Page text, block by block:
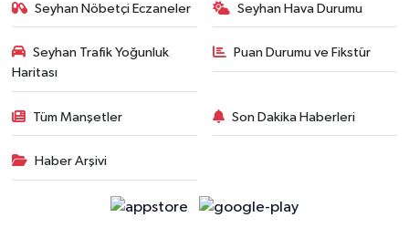
Seyhan Nöbetçi Eczaneler Seyhan Hava Durumu
Seyhan Trafik Yoğunluk
Haritası
Puan Durumu ve Fikstür
Tüm Manşetler Son Dakika Haberleri
Haber Arşivi